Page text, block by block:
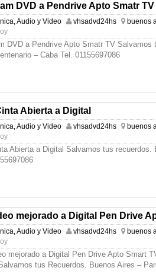
DVD a Pendrive Apto Smatr TV
Audio y Video vhsadvd24hs buenos
DVD a Pendrive Apto Smatr TV
– Caba Tel. 01155697086
Abierta a Digital
Audio y Video vhsadvd24hs buenos
Abierta a Digital Salvamos tus recuerdos.
mejorado a Digital Pen Drive
Audio y Video vhsadvd24hs buenos
mejorado a Digital Pen Drive Apto Smart
tus Recuerdos. Buenos Aires –